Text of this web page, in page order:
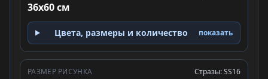
36x60 см
Цвета, размеры и количество показать
РАЗМЕР РИСУНКА Стразы: SS16